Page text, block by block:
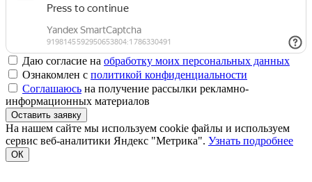
Даю согласие на обработку моих персональных данных
Ознакомлен с политикой конфиденциальности
Соглашаюсь на получение рассылки рекламно-
информационных материалов
Оставить заявку
На нашем сайте мы используем cookie файлы и используем
сервис веб-аналитики Яндекс "Метрика". Узнать подробнее
ОК